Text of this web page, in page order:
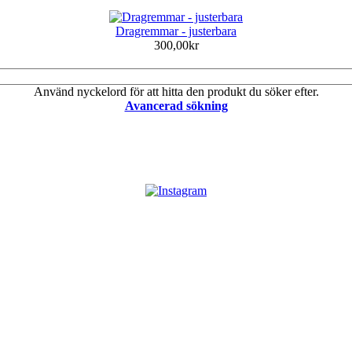
Dragremmar - justerbara
300,00kr
Använd nyckelord för att hitta den produkt du söker efter.
Avancerad sökning